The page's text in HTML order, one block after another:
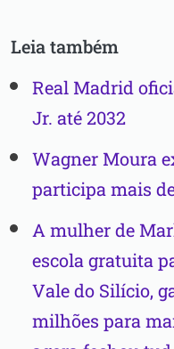
Leia também
Real Madrid
Jr. até 2032
Wagner Moura
participa mais
A mulher de
escola gratuita
Vale do Silício,
milhões para